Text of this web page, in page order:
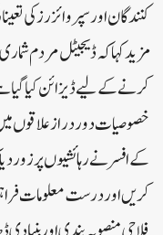
کنندگان اور سپروائزرز کی
مزید کہا کہ ڈیجیٹل مردم
کرنے کے لیے ڈیزائن کیا گیا
خصوصیات دور دراز علاقوں
کے افسر نے رہائشیوں پر زور
کریں اور درست معلومات